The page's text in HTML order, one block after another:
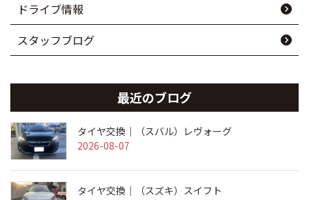
ドライブ情報
スタッフブログ
最近のブログ
タイヤ交換｜（スバル）レヴォーグ
2026-08-07
タイヤ交換｜（スズキ）スイフト